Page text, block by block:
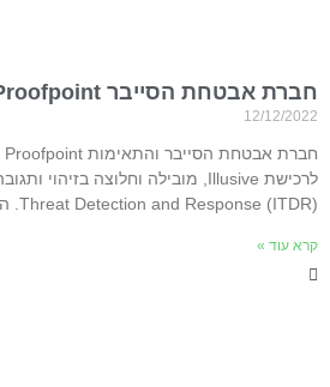
חברת אבטחת הסייבר Proofpoint רוכשת את Illusive
12/12/2022
Threat Detection and Response (ITDR). הרכישה
קרא עוד »